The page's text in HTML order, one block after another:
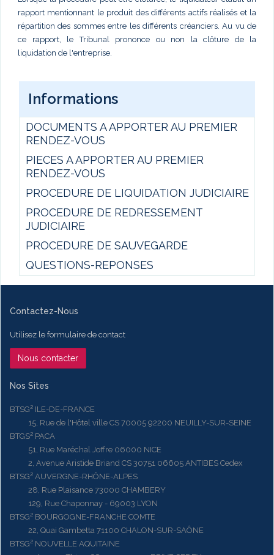
rapport mentionnant le produit des différents actifs réalisés et la
répartition des sommes entre les différents créanciers. Au vu de
ce rapport, le Tribunal prononce ou non la clôture de la
liquidation de l'entreprise.
Informations
DOCUMENTS A APPORTER AU PREMIER
RENDEZ-VOUS
PIECES A APPORTER AU PREMIER
RENDEZ-VOUS
PROCEDURE DE LIQUIDATION JUDICIAIRE
PROCEDURE DE REDRESSEMENT
JUDICIAIRE
PROCEDURE DE SAUVEGARDE
QUESTIONS-REPONSES
Contactez-Nous
Utilisez le formulaire de contact
Nous contacter
Nos Sites
BTSG² ILE-DE-FRANCE
15, Rue de l'Hôtel ville CS 70005 92200 NEUILLY-SUR-SEINE
BTGS² PACA
51, Rue Maréchal Joffre 06000 NICE
2, Avenue Aristide Briand CS 30751 06605 ANTIBES Cedex
BTSG² AUVERGNE-RHÔNE-ALPES
28, Rue Plaisance 73000 CHAMBERY
129, Rue Chaponnay - 69003 LYON
BTSG² BOURGOGNE-FRANCHE COMTE
22, Quai Gambetta 71100 CHALON-SUR-SAÔNE
BTSG² NOUVELLE AQUITAINE